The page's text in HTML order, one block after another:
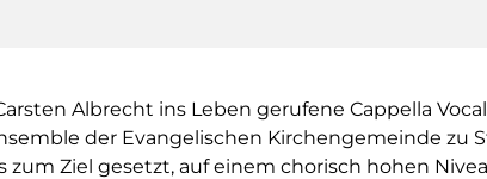
Albrecht ins Leben gerufene Cappella
der Evangelischen Kirchengemeinde zu
zum Ziel gesetzt, auf einem chorisch hohen